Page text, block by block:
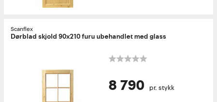
Scanflex
Dørblad skjold 90x210 furu ubehandlet med glass
8 790 pr. stykk